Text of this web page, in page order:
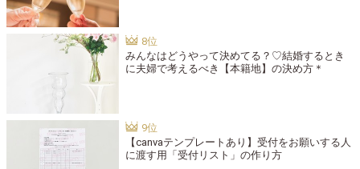
みんなはどうやって決めてる？♡結婚するとき
に夫婦で考えるべき【本籍地】の決め方＊
【canvaテンプレートあり】受付をお願いする人
に渡す用「受付リスト」の作り方